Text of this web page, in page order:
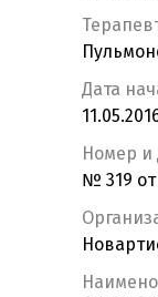
Дата
Номер и
№ 319 от